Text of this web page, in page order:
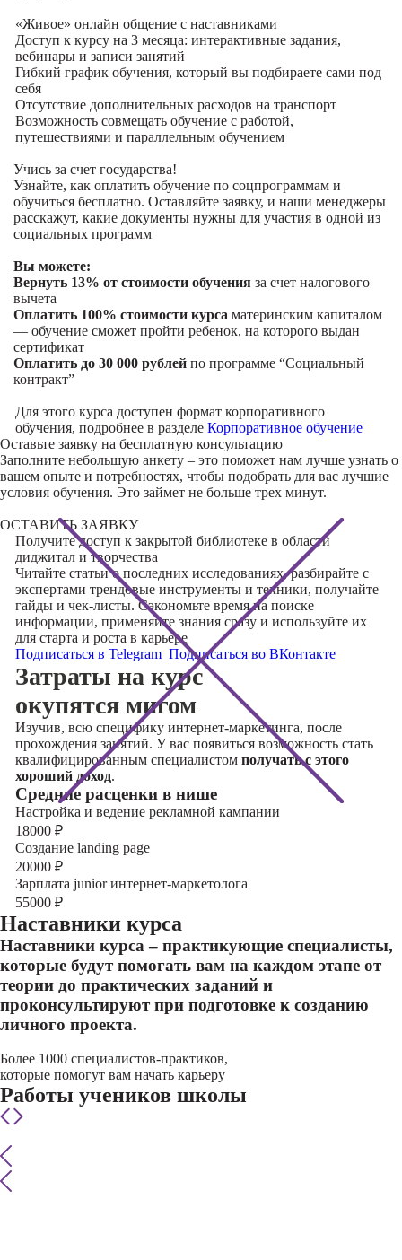
«Живое» онлайн общение с наставниками
Доступ к курсу на 3 месяца: интерактивные задания,
вебинары и записи занятий
Гибкий график обучения, который вы подбираете сами под
себя
Отсутствие дополнительных расходов на транспорт
Возможность совмещать обучение с работой,
путешествиями и параллельным обучением
Учись за счет государства!
Узнайте, как оплатить обучение по соцпрограммам и
обучиться бесплатно. Оставляйте заявку, и наши менеджеры
расскажут, какие документы нужны для участия в одной из
социальных программ
Вы можете:
Вернуть 13% от стоимости обучения за счет налогового
вычета
Оплатить 100% стоимости курса материнским капиталом
— обучение сможет пройти ребенок, на которого выдан
сертификат
Оплатить до 30 000 рублей по программе “Социальный
контракт”
Для этого курса доступен формат корпоративного
обучения, подробнее в разделе Корпоративное обучение
Оставьте заявку на бесплатную консультацию
Заполните небольшую анкету – это поможет нам лучше узнать о
вашем опыте и потребностях, чтобы подобрать для вас лучшие
условия обучения. Это займет не больше трех минут.
ОСТАВИТЬ ЗАЯВКУ
Получите доступ к закрытой библиотекев области
диджитал и творчества
Читайте статьи о последних исследованиях, разбирайте с
экспертами трендовые инструменты и техники, получайте
гайды и чек-листы. Сэкономьте время на поиске
информации, применяйте знания сразу и используйте их
для старта и роста в карьере
Подписаться в Telegram Подписаться во ВКонтакте
Затраты на курс
окупятся мигом
Изучив, всю специфику интернет-маркетинга, после
прохождения занятий. У вас появиться возможность стать
квалифицированным специалистом получать с этого
хороший доход.
Cредние расценки в нише
Настройка и ведение рекламной кампании
18000 ₽
Создание landing page
20000 ₽
Зарплата junior интернет-маркетолога
55000 ₽
Наставники курса
Наставники курса – практикующие специалисты,
которые будут помогать вам на каждом этапе от
теории до практических заданий и
проконсультируют при подготовке к созданию
личного проекта.
Более 1000 специалистов-практиков,
которые помогут вам начать карьеру
Работы учеников школы